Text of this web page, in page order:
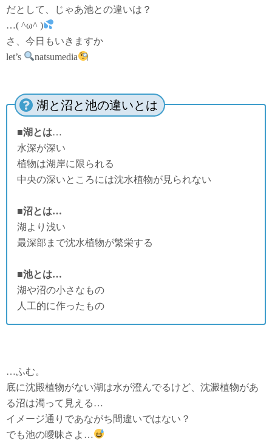
だとして、じゃあ池との違いは？
…( ^ω^ )
さ、今日もいきますか
let’s
natsumedia
湖と沼と池の違いとは
■湖とは…
水深が深い
植物は湖岸に限られる
中央の深いところには沈水植物が見られない
■沼とは…
湖より浅い
最深部まで沈水植物が繁栄する
■池とは…
湖や沼の小さなもの
人工的に作ったもの
…ふむ。
底に沈殿植物がない湖は水が澄んでるけど、沈澱植物があ
る沼は濁って見える…
イメージ通りであながち間違いではない？
でも池の曖昧さよ…